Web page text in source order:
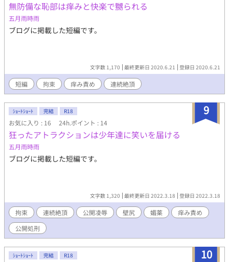
無防備な恥部は痒みと快楽で嬲られる
五月雨時雨
ブログに掲載した短編です。
文字数 1,170 最終更新日 2020.6.21 登録日 2020.6.21
短編 拘束 痒み責め 連続絶頂
9
ｼｮｰﾄｼｮｰﾄ 完結 R18
お気に入り : 16 24h.ポイント : 14
狂ったアトラクションは少年達に笑いを届ける
五月雨時雨
ブログに掲載した短編です。
文字数 1,320 最終更新日 2022.3.18 登録日 2022.3.18
拘束 連続絶頂 公開凌辱 壁尻 媚薬
痒み責め
公開処刑
10
ｼｮｰﾄｼｮｰﾄ 完結 R18